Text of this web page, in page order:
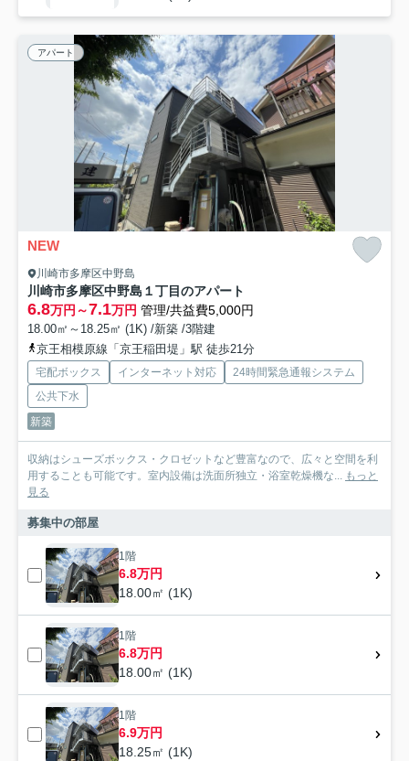
アパート
NEW
川崎市多摩区中野島
川崎市多摩区中野島１丁目のアパート
6.8万円～7.1万円 管理/共益費5,000円
18.00㎡～18.25㎡ (1K) /新築 /3階建
京王相模原線「京王稲田堤」駅 徒歩21分
宅配ボックス インターネット対応
24時間緊急通報システム
公共下水
新築
収納はシューズボックス・クロゼットなど豊富なので、広々と空間を利
用することも可能です。室内設備は洗面所独立・浴室乾燥機な... もっと
見る
募集中の部屋
1階
6.8万円
18.00㎡ (1K)
1階
6.8万円
18.00㎡ (1K)
1階
6.9万円
18.25㎡ (1K)